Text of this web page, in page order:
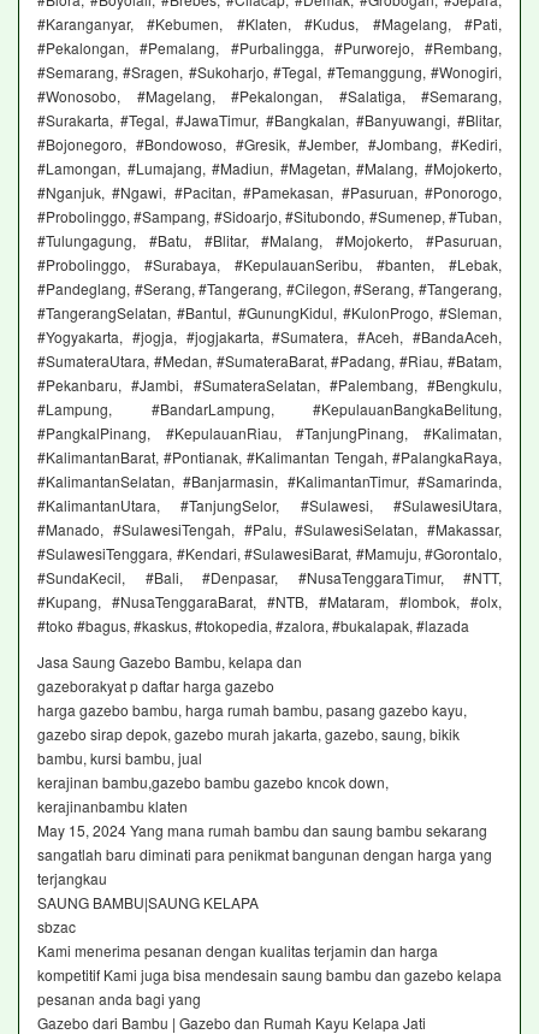
#Karanganyar, #Kebumen, #Klaten, #Kudus, #Magelang, #Pati,
#Pekalongan, #Pemalang, #Purbalingga, #Purworejo, #Rembang,
#Semarang, #Sragen, #Sukoharjo, #Tegal, #Temanggung, #Wonogiri,
#Wonosobo, #Magelang, #Pekalongan, #Salatiga, #Semarang,
#Surakarta, #Tegal, #JawaTimur, #Bangkalan, #Banyuwangi, #Blitar,
#Bojonegoro, #Bondowoso, #Gresik, #Jember, #Jombang, #Kediri,
#Lamongan, #Lumajang, #Madiun, #Magetan, #Malang, #Mojokerto,
#Nganjuk, #Ngawi, #Pacitan, #Pamekasan, #Pasuruan, #Ponorogo,
#Probolinggo, #Sampang, #Sidoarjo, #Situbondo, #Sumenep, #Tuban,
#Tulungagung, #Batu, #Blitar, #Malang, #Mojokerto, #Pasuruan,
#Probolinggo, #Surabaya, #KepulauanSeribu, #banten, #Lebak,
#Pandeglang, #Serang, #Tangerang, #Cilegon, #Serang, #Tangerang,
#TangerangSelatan, #Bantul, #GunungKidul, #KulonProgo, #Sleman,
#Yogyakarta, #jogja, #jogjakarta, #Sumatera, #Aceh, #BandaAceh,
#SumateraUtara, #Medan, #SumateraBarat, #Padang, #Riau, #Batam,
#Pekanbaru, #Jambi, #SumateraSelatan, #Palembang, #Bengkulu,
#Lampung, #BandarLampung, #KepulauanBangkaBelitung,
#PangkalPinang, #KepulauanRiau, #TanjungPinang, #Kalimatan,
#KalimantanBarat, #Pontianak, #Kalimantan Tengah, #PalangkaRaya,
#KalimantanSelatan, #Banjarmasin, #KalimantanTimur, #Samarinda,
#KalimantanUtara, #TanjungSelor, #Sulawesi, #SulawesiUtara,
#Manado, #SulawesiTengah, #Palu, #SulawesiSelatan, #Makassar,
#SulawesiTenggara, #Kendari, #SulawesiBarat, #Mamuju, #Gorontalo,
#SundaKecil, #Bali, #Denpasar, #NusaTenggaraTimur, #NTT,
#Kupang, #NusaTenggaraBarat, #NTB, #Mataram, #lombok, #olx,
#toko #bagus, #kaskus, #tokopedia, #zalora, #bukalapak, #lazada
Jasa Saung Gazebo Bambu, kelapa dan
gazeborakyat p daftar harga gazebo
harga gazebo bambu, harga rumah bambu, pasang gazebo kayu,
gazebo sirap depok, gazebo murah jakarta, gazebo, saung, bikik
bambu, kursi bambu, jual
kerajinan bambu,gazebo bambu gazebo kncok down,
kerajinanbambu klaten
May 15, 2024 Yang mana rumah bambu dan saung bambu sekarang
sangatlah baru diminati para penikmat bangunan dengan harga yang
terjangkau
SAUNG BAMBU|SAUNG KELAPA
sbzac
Kami menerima pesanan dengan kualitas terjamin dan harga
kompetitif Kami juga bisa mendesain saung bambu dan gazebo kelapa
pesanan anda bagi yang
Gazebo dari Bambu | Gazebo dan Rumah Kayu Kelapa Jati